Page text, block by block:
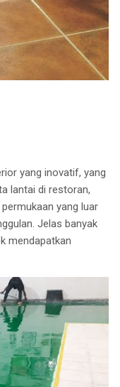
yang inovatif, yang
lantai di restoran,
yang luar
Jelas banyak
mendapatkan